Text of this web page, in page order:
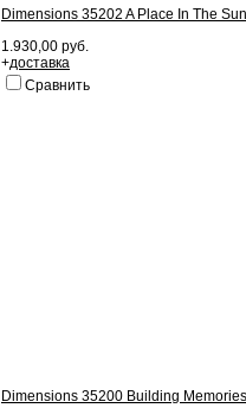
Dimensions 35202 A Place In The
1.930,00 руб.
+доставка
Сравнить
Dimensions 35200 Building